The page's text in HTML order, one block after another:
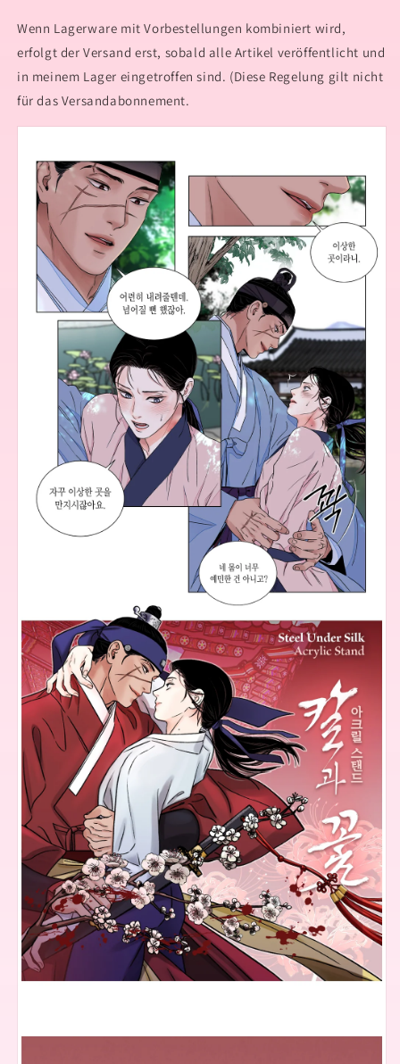
Wenn Lagerware mit Vorbestellungen kombiniert wird,
erfolgt der Versand erst, sobald alle Artikel veröffentlicht und
in meinem Lager eingetroffen sind. (Diese Regelung gilt nicht
für das Versandabonnement.